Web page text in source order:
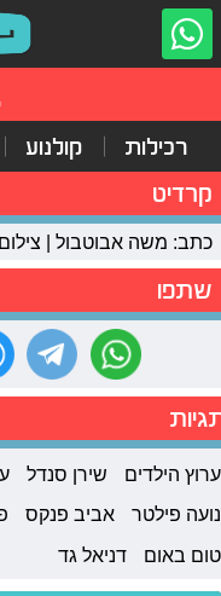
רכילות קולנוע
קרדיט
כתב: משה אבוטבול |
שתפו
ערוץ הילדים שירן סנדל
נועה פילטר
אביב פנקס
טום באום
דניאל גד